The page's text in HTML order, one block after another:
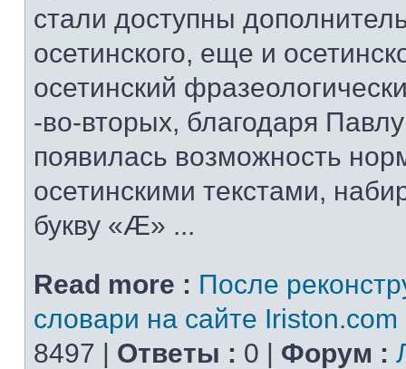
стали доступны
осетинского, еще и
осетинский
-во-вторых, благодаря
появилась возможность
осетинскими текстами,
букву «Æ» ...
Read more : После
словари на сайте Iriston.com
8497 | Ответы : 0 | Форум :